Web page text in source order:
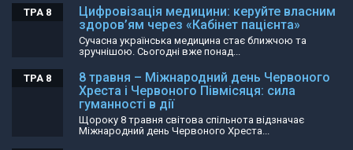
Цифровізація медицини: керуйте власним
здоров’ям через «Кабінет пацієнта»
ТРА 8
Сучасна українська медицина стає ближчою та
зручнішою. Сьогодні вже понад...
8 травня – Міжнародний день Червоного
Хреста і Червоного Півмісяця: сила
гуманності в дії
ТРА 8
Щороку 8 травня світова спільнота відзначає
Міжнародний день Червоного Хреста...